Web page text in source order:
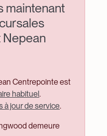
maintenant
Centrepointe est
habituel.
à jour de service.
demeure